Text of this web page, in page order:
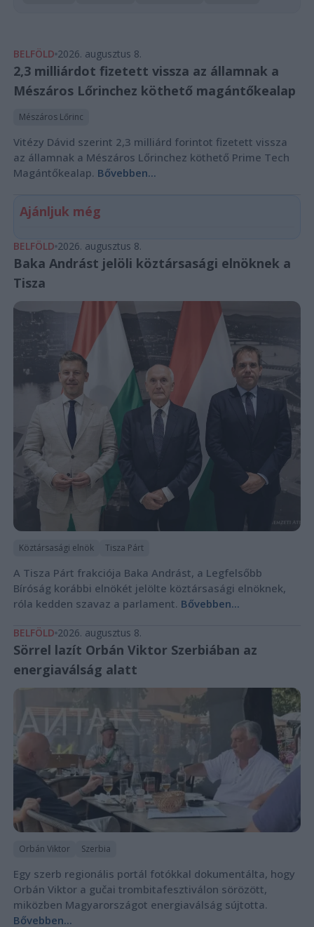
BELFÖLD 2026. augusztus 8.
2,3 milliárdot fizetett vissza az államnak a
Mészáros Lőrinchez köthető magántőkealap
Mészáros Lőrinc
Vitézy Dávid szerint 2,3 milliárd forintot fizetett vissza
az államnak a Mészáros Lőrinchez köthető Prime Tech
Magántőkealap. Bővebben...
Ajánljuk még
BELFÖLD 2026. augusztus 8.
Baka Andrást jelöli köztársasági elnöknek a
Tisza
Köztársasági elnök Tisza Párt
A Tisza Párt frakciója Baka Andrást, a Legfelsőbb
Bíróság korábbi elnökét jelölte köztársasági elnöknek,
róla kedden szavaz a parlament. Bővebben...
BELFÖLD 2026. augusztus 8.
Sörrel lazít Orbán Viktor Szerbiában az
energiaválság alatt
Orbán Viktor Szerbia
Egy szerb regionális portál fotókkal dokumentálta, hogy
Orbán Viktor a gučai trombitafesztiválon sörözött,
miközben Magyarországot energiaválság sújtotta.
Bővebben...